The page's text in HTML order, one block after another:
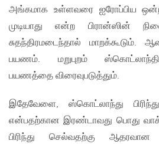
அங்கமாக உள்ளவரை ஐரோப்பிய
முடியாது என்ற பிரான்ஸின்
சுதந்திரமடைந்தால்
பயணம். மறுபுறம்
பயணத்தை விரைவுபடுத்தும்.
இதேவேளை, ஸ்கொட்லாந்து
என்பதற்கான இரண்டாவது பொது
பிரிந்து செல்வதற்கு ஆதரவான